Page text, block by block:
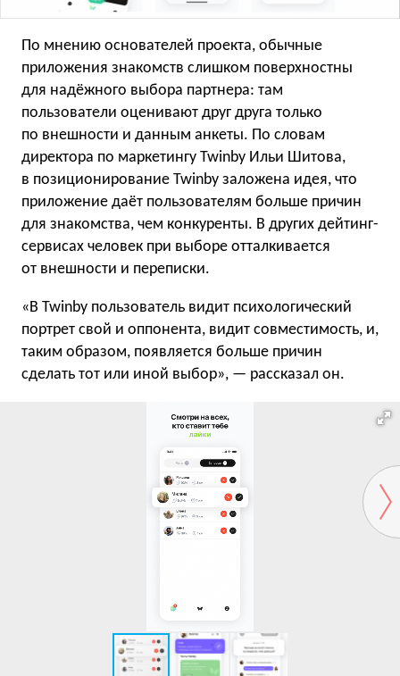
По мнению основателей проекта, обычные
приложения знакомств слишком поверхностны
для надёжного выбора партнера: там
пользователи оценивают друг друга только
по внешности и данным анкеты. По словам
директора по маркетингу Twinby Ильи Шитова,
в позиционирование Twinby заложена идея, что
приложение даёт пользователям больше причин
для знакомства, чем конкуренты. В других дейтинг-
сервисах человек при выборе отталкивается
от внешности и переписки.
«В Twinby пользователь видит психологический
портрет свой и оппонента, видит совместимость, и,
таким образом, появляется больше причин
сделать тот или иной выбор», — рассказал он.